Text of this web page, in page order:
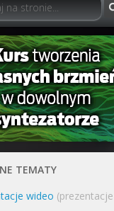
TEMATY
wideo (prezentacje